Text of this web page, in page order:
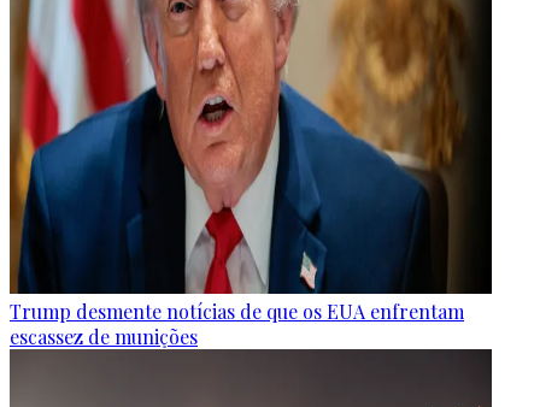
Trump desmente notícias de que os EUA enfrentam
escassez de munições